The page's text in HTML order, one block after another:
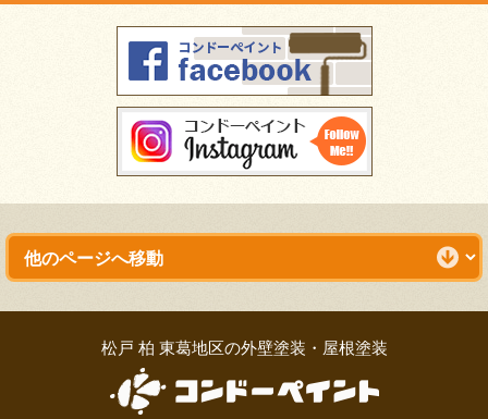
松戸 柏 東葛地区の外壁塗装・屋根塗装